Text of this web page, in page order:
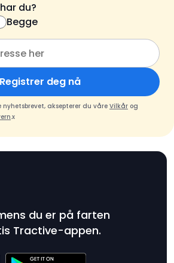
du?
Begge
Registrer deg nå
aksepterer du våre Vilkår og
.x
du er på farten
Tractive-appen.